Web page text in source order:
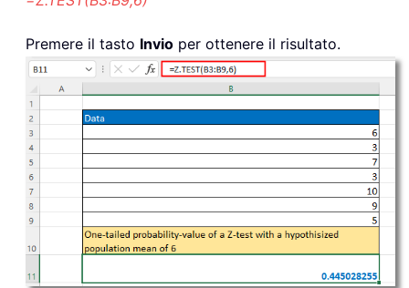
Premere il tasto Invio per ottenere il risultato.